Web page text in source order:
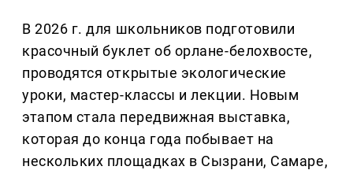
В 2026 г. для школьников подготовили
красочный буклет об орлане-белохвосте,
проводятся открытые экологические
уроки, мастер-классы и лекции. Новым
этапом стала передвижная выставка,
которая до конца года побывает на
нескольких площадках в Сызрани, Самаре,